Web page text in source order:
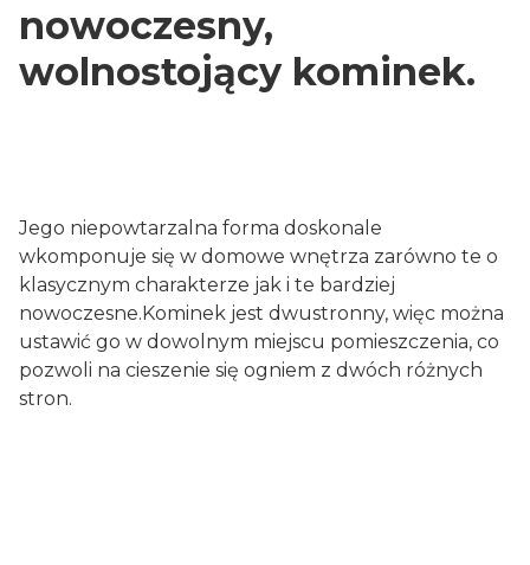
nowoczesny,
wolnostojący kominek.
Jego niepowtarzalna forma doskonale
wkomponuje się w domowe wnętrza zarówno te o
klasycznym charakterze jak i te bardziej
nowoczesne.Kominek jest dwustronny, więc można
ustawić go w dowolnym miejscu pomieszczenia, co
pozwoli na cieszenie się ogniem z dwóch różnych
stron.